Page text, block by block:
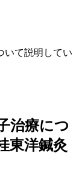
いて説明してい
治療につ
東洋鍼灸